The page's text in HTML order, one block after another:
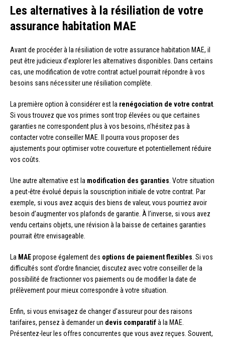
Les alternatives à la résiliation de votre
assurance habitation MAE
Avant de procéder à la résiliation de votre assurance habitation MAE, il
peut être judicieux d’explorer les alternatives disponibles. Dans certains
cas, une modification de votre contrat actuel pourrait répondre à vos
besoins sans nécessiter une résiliation complète.
La première option à considérer est la renégociation de votre contrat
Si vous trouvez que vos primes sont trop élevées ou que certaines
garanties ne correspondent plus à vos besoins, n’hésitez pas à
contacter votre conseiller MAE. Il pourra vous proposer des
ajustements pour optimiser votre couverture et potentiellement réduire
vos coûts.
Une autre alternative est la modification des garanties . Votre situation
a peut-être évolué depuis la souscription initiale de votre contrat. Par
exemple, si vous avez acquis des biens de valeur, vous pourriez avoir
besoin d’augmenter vos plafonds de garantie. À l’inverse, si vous avez
vendu certains objets, une révision à la baisse de certaines garanties
pourrait être envisageable.
La MAEpropose également des options de paiement flexibles . Si vos
difficultés sont d’ordre financier, discutez avec votre conseiller de la
possibilité de fractionner vos paiements ou de modifier la date de
prélèvement pour mieux correspondre à votre situation.
Enfin, si vous envisagez de changer d’assureur pour des raisons
tarifaires, pensez à demander un devis comparatifà la MAE.
Présentez-leur les offres concurrentes que vous avez reçues. Souvent,